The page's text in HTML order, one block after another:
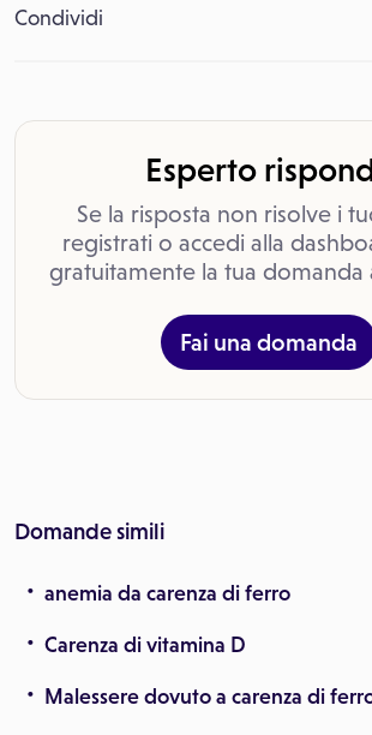
Condividi
Esperto
Se la risposta non risolve i
registrati o accedi alla
gratuitamente la tua domanda
Fai una domanda
Domande simili
anemia da carenza di ferro
Carenza di vitamina D
Malessere dovuto a carenza di